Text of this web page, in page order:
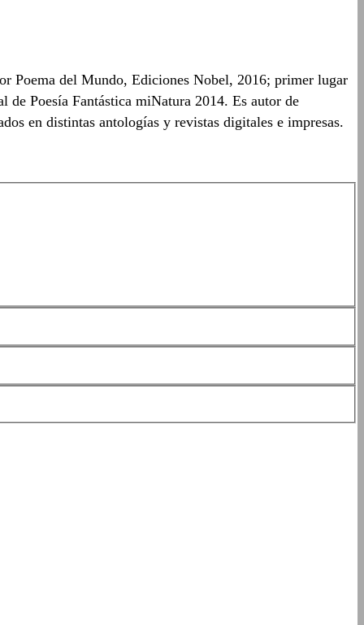
Poema del Mundo, Ediciones Nobel, 2016; primer lugar
Poesía Fantástica miNatura 2014. Es autor de
en distintas antologías y revistas digitales e impresas.